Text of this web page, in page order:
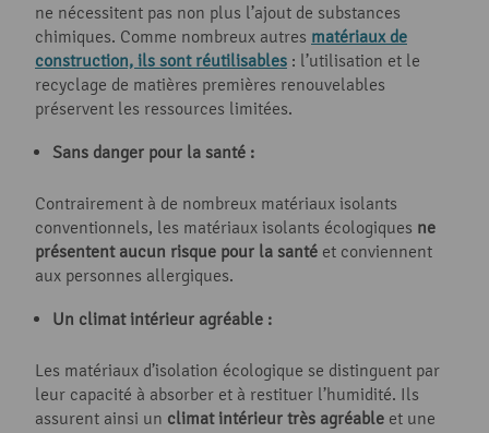
ne nécessitent pas non plus l’ajout de substances
chimiques. Comme nombreux autres matériaux de
construction, ils sont réutilisables : l’utilisation et le
recyclage de matières premières renouvelables
préservent les ressources limitées.
Sans danger pour la santé :
Contrairement à de nombreux matériaux isolants
conventionnels, les matériaux isolants écologiques ne
présentent aucun risque pour la santé et conviennent
aux personnes allergiques.
Un climat intérieur agréable :
Les matériaux d’isolation écologique se distinguent par
leur capacité à absorber et à restituer l’humidité. Ils
assurent ainsi un climat intérieur très agréable et une